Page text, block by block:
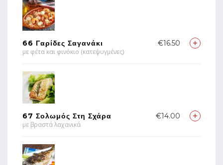
66 Γαρίδες Σαγανάκι
με φέτα και φινόκιο (κατεψυγμένες)
€16.50
67 Σολωμός Στη Σχάρα
με βραστά λαχανικά
€14.00